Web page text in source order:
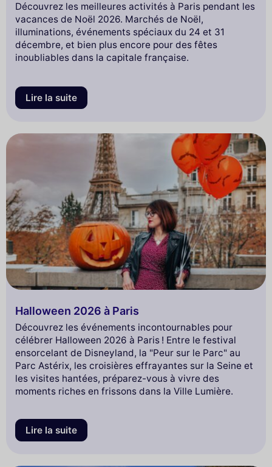
Découvrez les meilleures activités à Paris pendant les
vacances de Noël 2026. Marchés de Noël,
illuminations, événements spéciaux du 24 et 31
décembre, et bien plus encore pour des fêtes
inoubliables dans la capitale française.
Lire la suite
Halloween 2026 à Paris
Découvrez les événements incontournables pour
célébrer Halloween 2026 à Paris ! Entre le festival
ensorcelant de Disneyland, la "Peur sur le Parc" au
Parc Astérix, les croisières effrayantes sur la Seine et
les visites hantées, préparez-vous à vivre des
moments riches en frissons dans la Ville Lumière.
Lire la suite